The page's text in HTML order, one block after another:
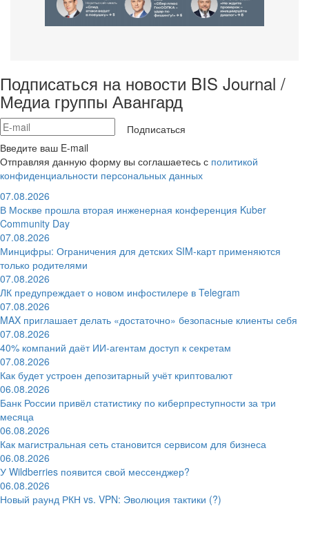
Подписаться на новости BIS Journal /
Медиа группы Авангард
Подписаться
Введите ваш E-mail
Отправляя данную форму вы соглашаетесь с политикой
конфиденциальности персональных данных
07.08.2026
В Москве прошла вторая инженерная конференция Kuber
Community Day
07.08.2026
Минцифры: Ограничения для детских SIM-карт применяются
только родителями
07.08.2026
ЛК предупреждает о новом инфостилере в Telegram
07.08.2026
MAX приглашает делать «достаточно» безопасные клиенты себя
07.08.2026
40% компаний даёт ИИ‑агентам доступ к секретам
07.08.2026
Как будет устроен депозитарный учёт криптовалют
06.08.2026
Банк России привёл статистику по киберпреступности за три
месяца
06.08.2026
Как магистральная сеть становится сервисом для бизнеса
06.08.2026
У Wildberries появится свой мессенджер?
06.08.2026
Новый раунд РКН vs. VPN: Эволюция тактики (?)